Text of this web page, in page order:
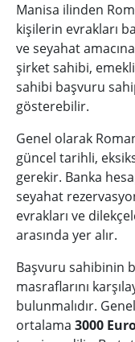
Manisa ilinden
kişilerin evrakları
ve seyahat
şirket sahibi,
sahibi başvuru
gösterebilir.
Genel olarak
güncel tarihli,
gerekir. Banka
seyahat
evrakları ve
arasında yer alır.
Başvuru sahibinin
masraflarını
bulunmalıdır.
ortalama 3000